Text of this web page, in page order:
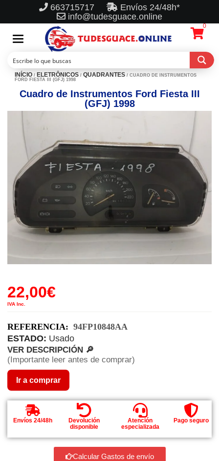
663715717
Envíos 24/48h*
info@tudesguace.online
Toggle
navigation
0
INÍCIO / ELETRÔNICOS / QUADRANTES / CUADRO DE INSTRUMENTOS
FORD FIESTA III (GFJ) 1998
Cuadro de Instrumentos Ford Fiesta III
(GFJ) 1998
22,00€
IVA Inc.
REFERENCIA: 94FP10848AA
ESTADO: Usado
VER DESCRIPCIÓN 🔎
(Importante leer antes de comprar)
Ir a comprar
Envíos 24/48h
Devolución
disponible
Atención
especializada
Pago seguro
Calcular Gastos de envío